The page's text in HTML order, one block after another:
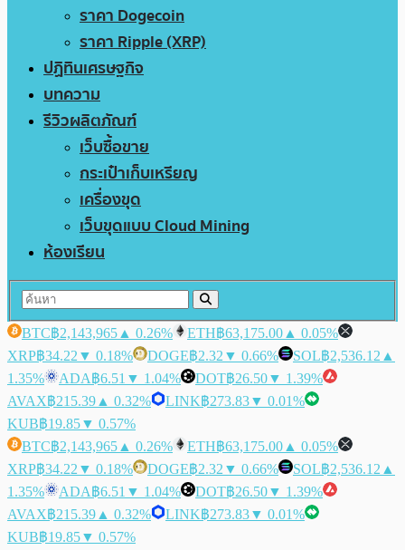
ราคา Dogecoin
ราคา Ripple (XRP)
ปฏิทินเศรษฐกิจ
บทความ
รีวิวผลิตภัณฑ์
เว็บซื้อขาย
กระเป๋าเก็บเหรียญ
เครื่องขุด
เว็บขุดแบบ Cloud Mining
ห้องเรียน
BTC฿2,143,965 ▲ 0.26% ETH฿63,175.00 ▲ 0.05%
XRP฿34.22 ▼ 0.18% DOGE฿2.32 ▼ 0.66% SOL฿2,536.12 ▲
1.35%
ADA฿6.51 ▼ 1.04% DOT฿26.50▼ 1.39%
AVAX฿215.39 ▲ 0.32% LINK฿273.83▼ 0.01%
KUB฿19.85▼ 0.57%
BTC฿2,143,965 ▲ 0.26% ETH฿63,175.00 ▲ 0.05%
XRP฿34.22 ▼ 0.18% DOGE฿2.32 ▼ 0.66% SOL฿2,536.12 ▲
1.35%
ADA฿6.51 ▼ 1.04% DOT฿26.50▼ 1.39%
AVAX฿215.39 ▲ 0.32% LINK฿273.83▼ 0.01%
KUB฿19.85▼ 0.57%